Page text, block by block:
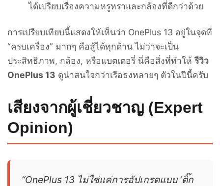
ได้เปรียบเรื่องความหรูหราและกล้องที่ดีกว่าด้วย
การเปรียบเทียบนี้แสดงให้เห็นว่า OnePlus 13 อยู่ในจุดที่
“ครบเครื่อง” มากๆ คือสู้ได้ทุกด้าน ไม่ว่าจะเป็น
ประสิทธิภาพ, กล้อง, หรือแบตเตอรี่ นี่คือสิ่งที่ทำให้รีวิว
OnePlus 13 ดูน่าสนใจกว่าเรือธงหลายๆ ตัวในปีนี้ครับ
เสียงจากผู้เชี่ยวชาญ (Expert
Opinion)
“OnePlus 13 ไม่ใช่แค่การอัปเกรดแบบ ‘ติ๊ก